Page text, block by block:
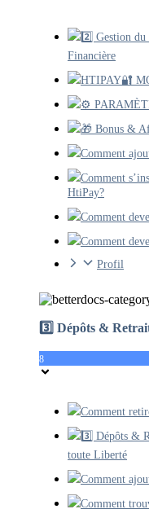
2️⃣ Gestion
Financière
HTIPAY🔐
⚙️
🎁 Bonus &
Comment
Comment
HtiPay?
Comment
Comment
Profil
3️⃣ Dépôts &
8
Comment
3️⃣ Dépôts &
toute Liberté
Comment
Comment